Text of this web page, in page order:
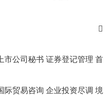

上市公司秘书 证券登记管理 首
际贸易咨询 企业投资尽调 境